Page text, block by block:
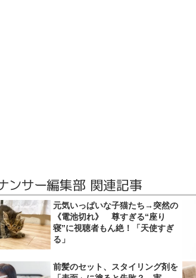
ンサー編集部 関連記事
元気いっぱいな子猫たち→突然の
《電池切れ》 尊すぎる“座り
寝”に視聴者もん絶！「天使すぎ
る」
前髪のセット、スタイリング剤を